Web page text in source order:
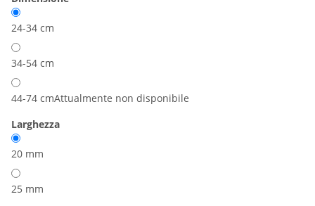
24-34 cm
34-54 cm
44-74 cmAttualmente non disponibile
Larghezza
20 mm
25 mm